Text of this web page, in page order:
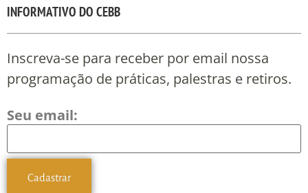
INFORMATIVO DO CEBB
Inscreva-se para receber por email nossa
programação de práticas, palestras e retiros.
Seu email: